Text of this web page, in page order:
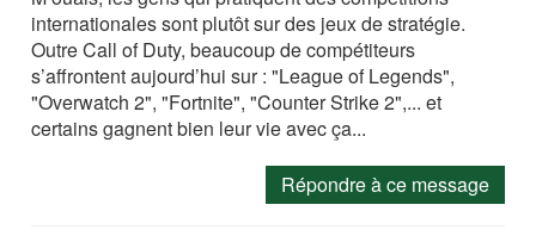
internationales sont plutôt sur des jeux de stratégie.
Outre Call of Duty, beaucoup de compétiteurs
s’affrontent aujourd’hui sur : "League of Legends",
"Overwatch 2", "Fortnite", "Counter Strike 2",... et
certains gagnent bien leur vie avec ça...
Répondre à ce message